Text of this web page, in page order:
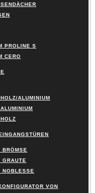
PROLINE S
CERO
ALUMINIUM
BRÖMSE
GRAUTE
NOBLESSE
VON